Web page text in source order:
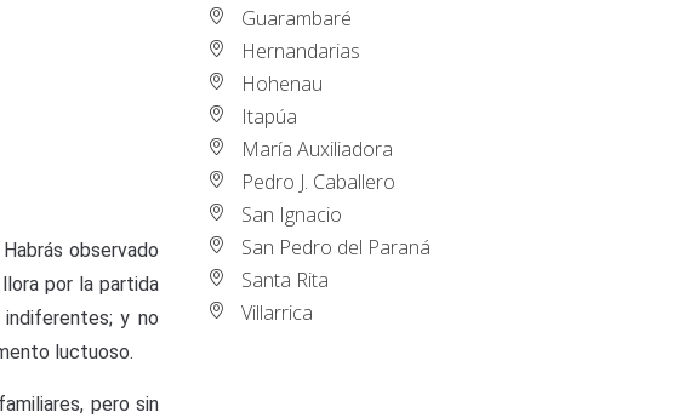
observado
por la partida
y no
luctuoso.
pero sin
Guarambaré
Hernandarias
Hohenau
Itapúa
María Auxiliadora
Pedro J. Caballero
San Ignacio
San Pedro del Paraná
Santa Rita
Villarrica